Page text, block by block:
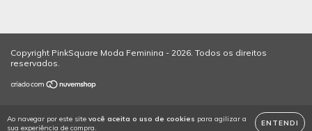
Ao navegar por este site você aceita o uso de cookies para agilizar a
sua experiência de compra.
ENTENDI
Copyright PinkSquare Moda Feminina - 2026. Todos os direitos
reservados.